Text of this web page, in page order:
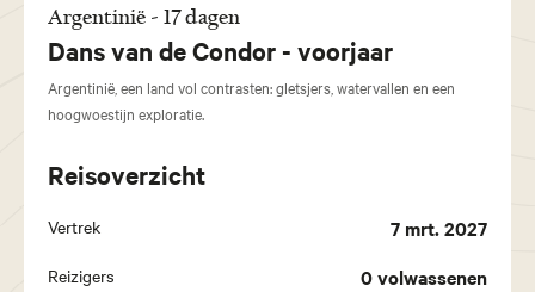
Argentinië - 17 dagen
Dans van de Condor - voorjaar
Argentinië, een land vol contrasten: gletsjers, watervallen en een
hoogwoestijn exploratie.
Reisoverzicht
Vertrek 7 mrt. 2027
Reizigers 0volwassenen